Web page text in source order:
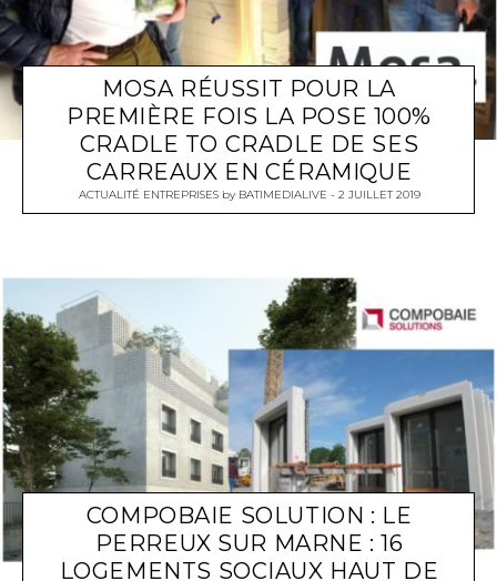
MOSA RÉUSSIT POUR LA
PREMIÈRE FOIS LA POSE 100%
CRADLE TO CRADLE DE SES
CARREAUX EN CÉRAMIQUE
ACTUALITÉ ENTREPRISESby BATIMEDIALIVE 2 JUILLET 2019
COMPOBAIE SOLUTION : LE
PERREUX SUR MARNE : 16
LOGEMENTS SOCIAUX HAUT DE